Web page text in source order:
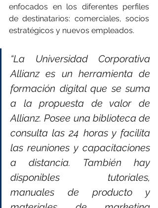
enfocados en los diferentes perfiles
de destinatarios: comerciales, socios
estratégicos y nuevos empleados.
“La Universidad Corporativa
Allianz es un herramienta de
formación digital que se suma
a la propuesta de valor de
Allianz. Posee una biblioteca de
consulta las 24 horas y facilita
las reuniones y capacitaciones
a distancia. También hay
disponibles tutoriales,
manuales de producto y